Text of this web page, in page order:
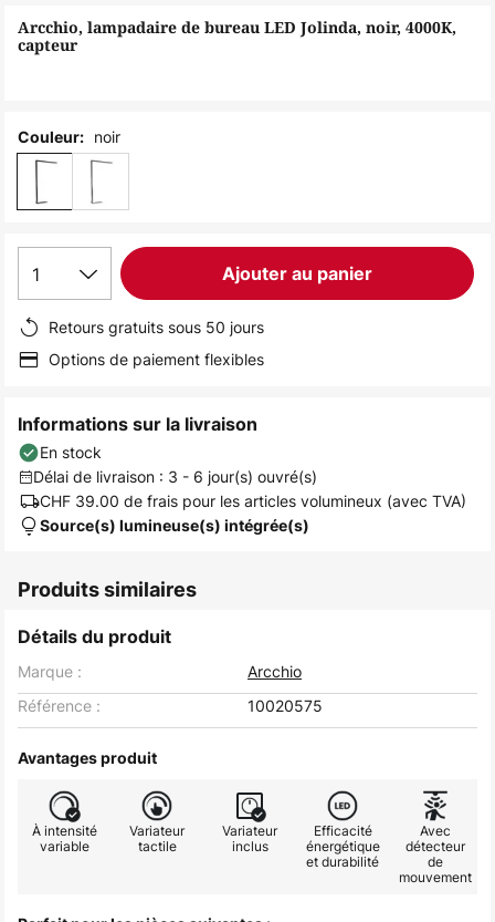
the
images
Arcchio, lampadaire de bureau LED Jolinda, noir, 4000K,
capteur
Couleur: noir
1 Ajouter au panier
Retours gratuits sous 50 jours
Options de paiement flexibles
Informations sur la livraison
En stock
Délai de livraison : 3 - 6 jour(s) ouvré(s)
CHF 39.00 de frais pour les articles volumineux (avec TVA)
Source(s) lumineuse(s) intégrée(s)
Produits similaires
Détails du produit
Marque :
Arcchio
Référence :
10020575
Avantages produit
À intensité
variable
Variateur
tactile
Variateur
inclus
Efficacité
énergétique
et durabilité
Avec
détecteur
de
mouvement